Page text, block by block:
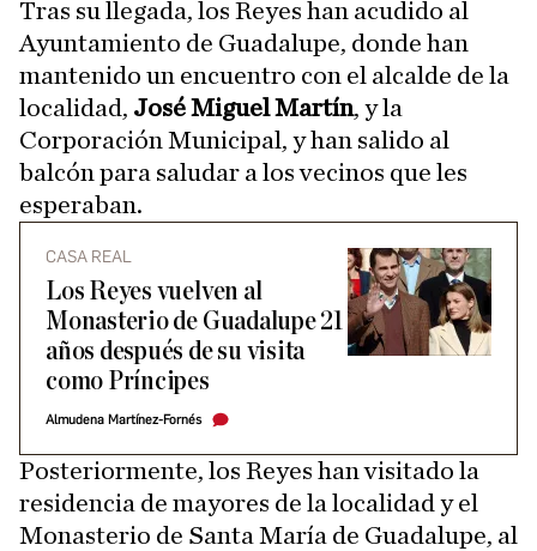
Tras su llegada, los Reyes han acudido al
Ayuntamiento de Guadalupe, donde han
mantenido un encuentro con el alcalde de la
localidad, José Miguel Martín, y la
Corporación Municipal, y han salido al
balcón para saludar a los vecinos que les
esperaban.
CASA REAL
Los Reyes vuelven al
Monasterio de Guadalupe 21
años después de su visita
como Príncipes
Almudena Martínez-Fornés
Posteriormente, los Reyes han visitado la
residencia de mayores de la localidad y el
Monasterio de Santa María de Guadalupe, al